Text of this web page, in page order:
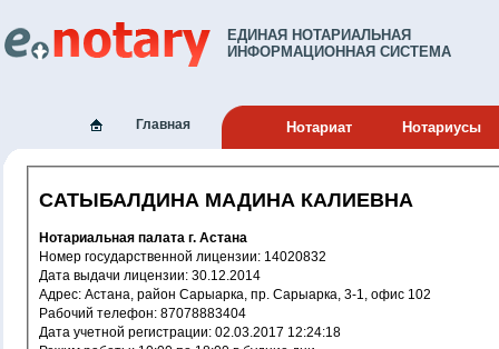
ЕДИНАЯ НОТАРИАЛЬНАЯ
ИНФОРМАЦИОННАЯ СИСТЕМА
Главная Нотариат Нотариусы
САТЫБАЛДИНА МАДИНА КАЛИЕВНА
Нотариальная палата г. Астана
Номер государственной лицензии: 14020832
Дата выдачи лицензии: 30.12.2014
Адрес: Астана, район Сарыарка, пр. Сарыарка, 3-1, офис 102
Рабочий телефон: 87078883404
Дата учетной регистрации: 02.03.2017 12:24:18